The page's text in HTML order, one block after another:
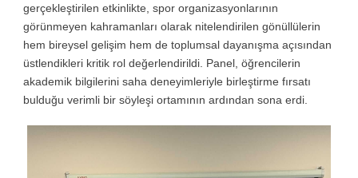
gerçekleştirilen etkinlikte, spor organizasyonlarının
görünmeyen kahramanları olarak nitelendirilen gönüllülerin
hem bireysel gelişim hem de toplumsal dayanışma açısından
üstlendikleri kritik rol değerlendirildi. Panel, öğrencilerin
akademik bilgilerini saha deneyimleriyle birleştirme fırsatı
bulduğu verimli bir söyleşi ortamının ardından sona erdi.